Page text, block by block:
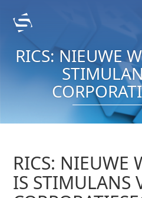
RICS: NIEUWE
RICS: NIEUWE
IS STIMULANS